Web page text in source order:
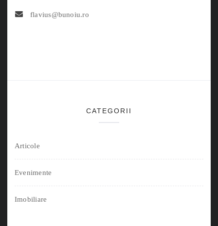
flavius@bunoiu.ro
CATEGORII
Articole
Evenimente
Imobiliare